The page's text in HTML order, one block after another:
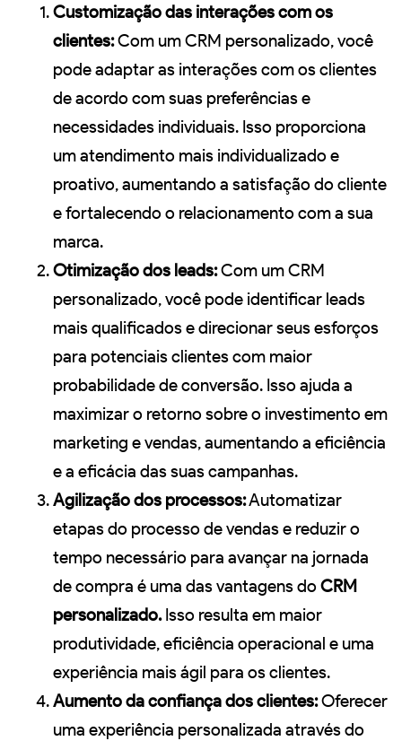
Customização das interações com os
clientes:Com um CRM personalizado, você
pode adaptar as interações com os clientes
de acordo com suas preferências e
necessidades individuais. Isso proporciona
um atendimento mais individualizado e
proativo, aumentando a satisfação do cliente
e fortalecendo o relacionamento com a sua
marca.
Otimização dos leads:Com um CRM
personalizado, você pode identificar leads
mais qualificados e direcionar seus esforços
para potenciais clientes com maior
probabilidade de conversão. Isso ajuda a
maximizar o retorno sobre o investimento em
marketing e vendas, aumentando a eficiência
e a eficácia das suas campanhas.
Agilização dos processos:Automatizar
etapas do processo de vendas e reduzir o
tempo necessário para avançar na jornada
de compra é uma das vantagens do CRM
personalizado.Isso resulta em maior
produtividade, eficiência operacional e uma
experiência mais ágil para os clientes.
Aumento da confiança dos clientes:Oferecer
uma experiência personalizada através do